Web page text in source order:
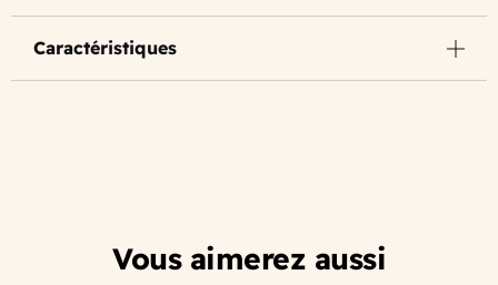
Caractéristiques
Vous aimerez aussi